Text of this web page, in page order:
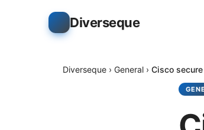
Diverseque
Diverseque › General › Cisco secure